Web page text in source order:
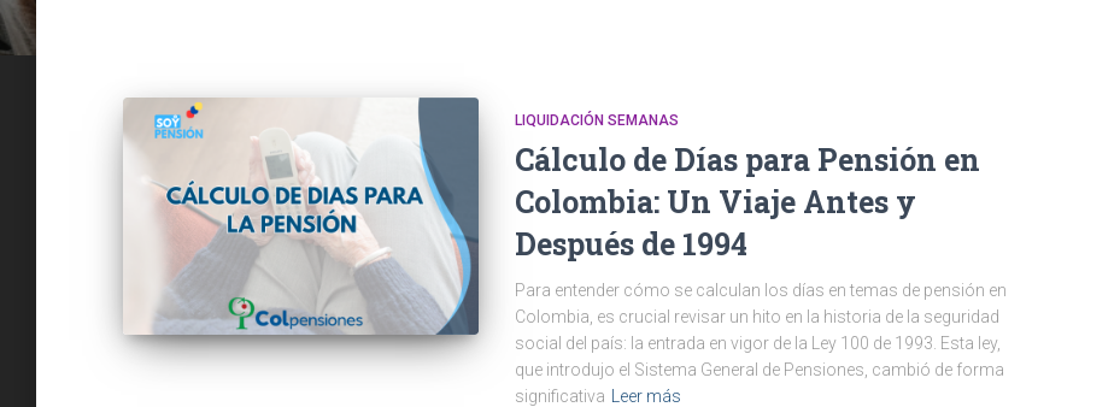
LIQUIDACIÓN SEMANAS
Cálculo de Días para Pensión en
Colombia: Un Viaje Antes y
Después de 1994
Para entender cómo se calculan los días en temas de pensión en
Colombia, es crucial revisar un hito en la historia de la seguridad
social del país: la entrada en vigor de la Ley 100 de 1993. Esta ley,
que introdujo el Sistema General de Pensiones, cambió de forma
significativa
Leer más